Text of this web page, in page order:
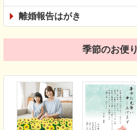
離婚報告はがき
季節のお便り